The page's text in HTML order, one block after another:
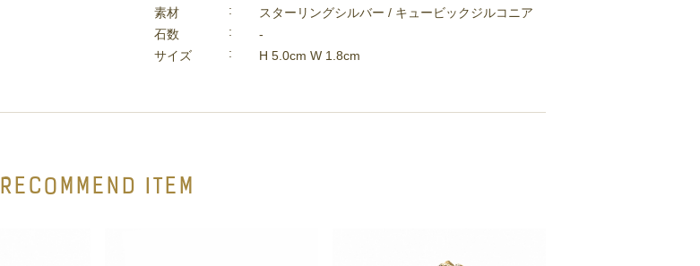
素材
スターリングシルバー / キュービックジルコニア
石数
-
サイズ
H 5.0cm W 1.8cm
RECOMMEND ITEM